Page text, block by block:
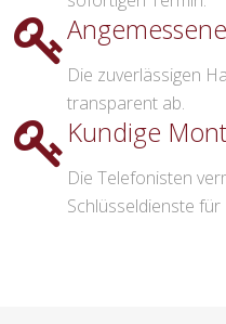
Die zuverlässigen
transparent ab.
Kundige
Die Telefonisten
Schlüsseldienste